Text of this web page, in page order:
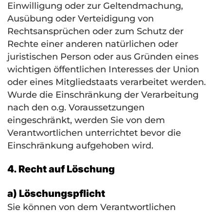
Einwilligung oder zur Geltendmachung,
Ausübung oder Verteidigung von
Rechtsansprüchen oder zum Schutz der
Rechte einer anderen natürlichen oder
juristischen Person oder aus Gründen eines
wichtigen öffentlichen Interesses der Union
oder eines Mitgliedstaats verarbeitet werden.
Wurde die Einschränkung der Verarbeitung
nach den o.g. Voraussetzungen
eingeschränkt, werden Sie von dem
Verantwortlichen unterrichtet bevor die
Einschränkung aufgehoben wird.
4. Recht auf Löschung
a) Löschungspflicht
Sie können von dem Verantwortlichen